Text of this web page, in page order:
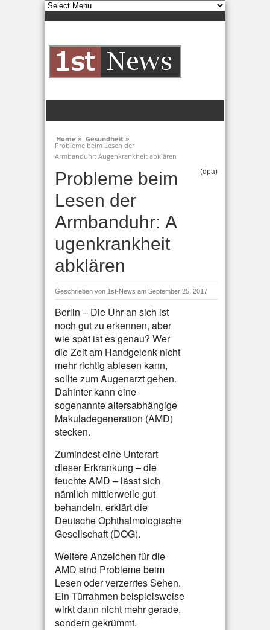
Home » Gesundheit »
Probleme beim Lesen der
Armbanduhr: Augenkrankheit abklären
Probleme beim
Lesen der
Armbanduhr: A
ugenkrankheit
abklären
(dpa)
Geschrieben von 1st-News am September 25, 2017
Berlin – Die Uhr an sich ist
noch gut zu erkennen, aber
wie spät ist es genau? Wer
die Zeit am Handgelenk nicht
mehr richtig ablesen kann,
sollte zum Augenarzt gehen.
Dahinter kann eine
sogenannte altersabhängige
Makuladegeneration (AMD)
stecken.
Zumindest eine Unterart
dieser Erkrankung – die
feuchte AMD – lässt sich
nämlich mittlerweile gut
behandeln, erklärt die
Deutsche Ophthalmologische
Gesellschaft (DOG).
Weitere Anzeichen für die
AMD sind Probleme beim
Lesen oder verzerrtes Sehen.
Ein Türrahmen beispielsweise
wirkt dann nicht mehr gerade,
sondern gekrümmt.